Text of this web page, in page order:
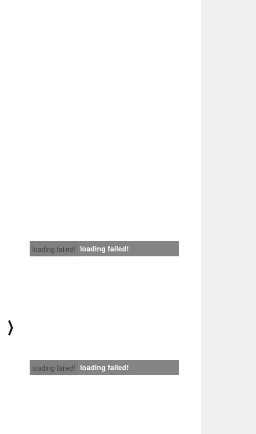
loading failed! loading failed!
⟩
loading failed! loading failed!